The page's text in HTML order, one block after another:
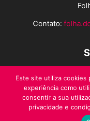
Contato:
Este site utiliza cookies
experiência como
consentir a sua
privacidade e